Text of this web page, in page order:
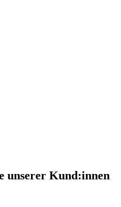
unserer Kund:innen